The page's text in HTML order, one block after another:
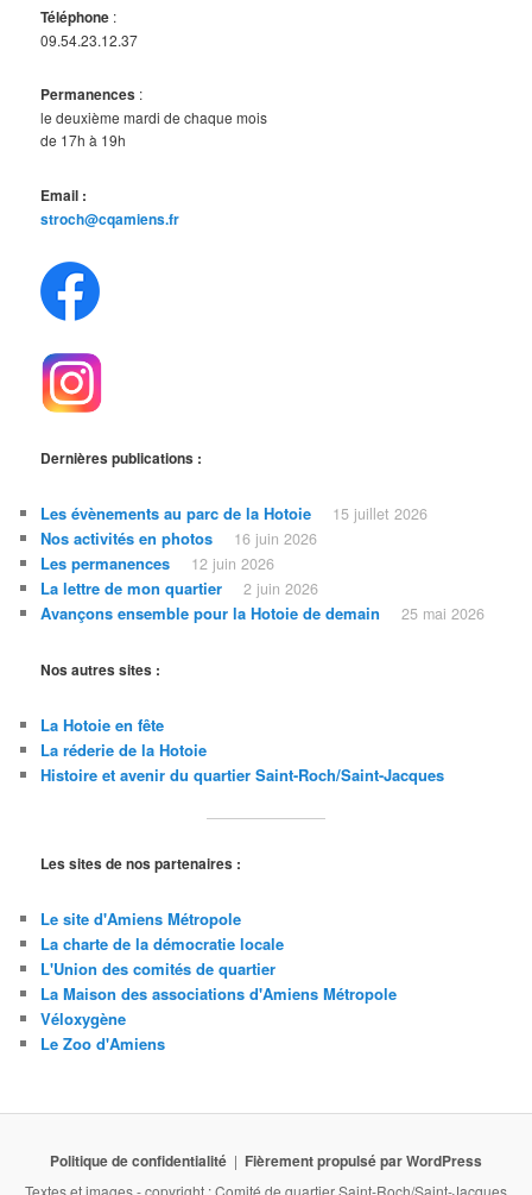
Téléphone :
09.54.23.12.37
Permanences :
le deuxième mardi de chaque mois
de 17h à 19h
Email :
stroch@cqamiens.fr
Dernières publications :
Les évènements au parc de la Hotoie 15 juillet 2026
Nos activités en photos 16 juin 2026
Les permanences 12 juin 2026
La lettre de mon quartier 2 juin 2026
Avançons ensemble pour la Hotoie de demain 25 mai 2026
Nos autres sites :
La Hotoie en fête
La réderie de la Hotoie
Histoire et avenir du quartier Saint-Roch/Saint-Jacques
Les sites de nos partenaires :
Le site d'Amiens Métropole
La charte de la démocratie locale
L'Union des comités de quartier
La Maison des associations d'Amiens Métropole
Véloxygène
Le Zoo d'Amiens
Politique de confidentialité Fièrement propulsé par WordPress
Textes et images - copyright : Comité de quartier Saint-Roch/Saint-Jacques